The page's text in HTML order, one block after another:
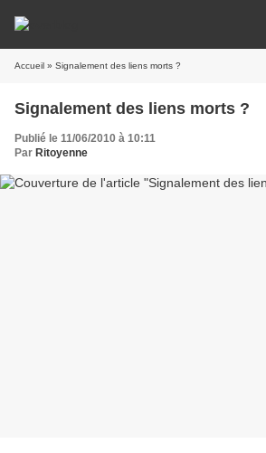
Accueil » Signalement des liens morts ?
Signalement des liens morts ?
Publié le 11/06/2010 à 10:11
Par Ritoyenne